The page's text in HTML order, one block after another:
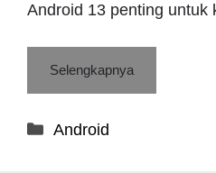
Android 13 penting
Selengkapnya
Categories
Android